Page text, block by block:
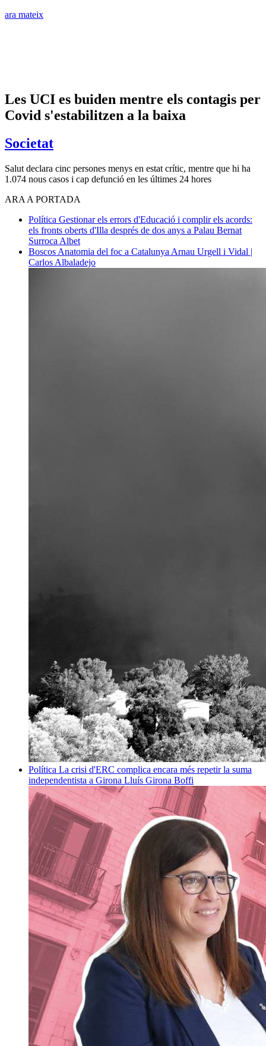
ara mateix
Les UCI es buiden mentre els contagis per
Covid s'estabilitzen a la baixa
Societat
Salut declara cinc persones menys en estat crític, mentre que hi ha
1.074 nous casos i cap defunció en les últimes 24 hores
ARA A PORTADA
Política Gestionar els errors d'Educació i complir els acords:
els fronts oberts d'Illa després de dos anys a Palau Bernat
Surroca Albet
Boscos Anatomia del foc a Catalunya Arnau Urgell i Vidal |
Carlos Albaladejo
Política La crisi d'ERC complica encara més repetir la suma
independentista a Girona Lluís Girona Boffi